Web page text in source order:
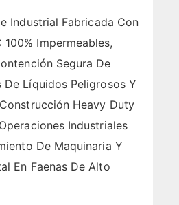
Industrial Fabricada Con
100% Impermeables,
Segura De
De Líquidos Peligrosos Y
Heavy Duty
Industriales
De Maquinaria Y
En Faenas De Alto